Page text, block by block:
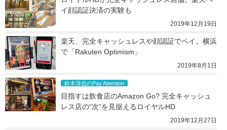
イ顔認証決済の実験も
2019年12月19日
楽天、完全キャッシュレスや顔認証でペイ。横浜
で「Rakuten Optimism」
2019年8月1日
鈴木淳也のPay Attention
目指すは飲食店のAmazon Go? 完全キャッシュ
レス店の“次”を見据えるロイヤルHD
2019年12月27日